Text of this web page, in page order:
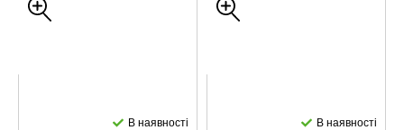
В наявності В наявності